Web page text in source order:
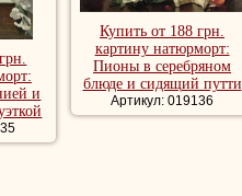
и
Купить от 188 грн.
картину натюрморт:
Пионы в серебряном
блюде и сидящий путти
Артикул: 019136